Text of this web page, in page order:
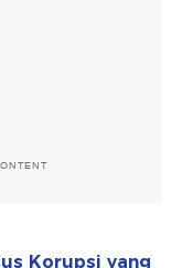
Korupsi yang